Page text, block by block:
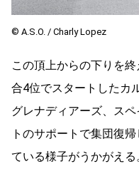
© A.S.O. / Charly Lopez
この頂上からの下りを
合4位でスタートしたカ
グレナディアーズ、ス
トのサポートで集団復
ている様子がうかがえる